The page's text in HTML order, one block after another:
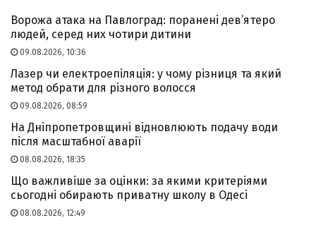
Ворожа атака на Павлоград: поранені дев’ятеро
людей, серед них чотири дитини
09.08.2026, 10:36
Лазер чи електроепіляція: у чому різниця та який
метод обрати для різного волосся
09.08.2026, 08:59
На Дніпропетровщині відновлюють подачу води
після масштабної аварії
08.08.2026, 18:35
Що важливіше за оцінки: за якими критеріями
сьогодні обирають приватну школу в Одесі
08.08.2026, 12:49